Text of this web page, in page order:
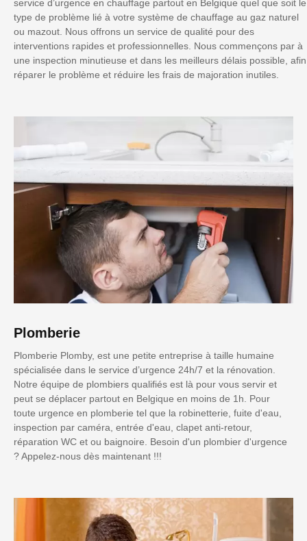
service d’urgence en chauffage partout en Belgique quel que soit le
type de problème lié à votre système de chauffage au gaz naturel
ou mazout. Nous offrons un service de qualité pour des
interventions rapides et professionnelles. Nous commençons par à
une inspection minutieuse et dans les meilleurs délais possible, afin
réparer le problème et réduire les frais de majoration inutiles.
Plomberie
Plomberie Plomby, est une petite entreprise à taille humaine
spécialisée dans le service d’urgence 24h/7 et la rénovation.
Notre équipe de plombiers qualifiés est là pour vous servir et
peut se déplacer partout en Belgique en moins de 1h. Pour
toute urgence en plomberie tel que la robinetterie, fuite d'eau,
inspection par caméra, entrée d'eau, clapet anti-retour,
réparation WC et ou baignoire. Besoin d'un plombier d'urgence
? Appelez-nous dès maintenant !!!